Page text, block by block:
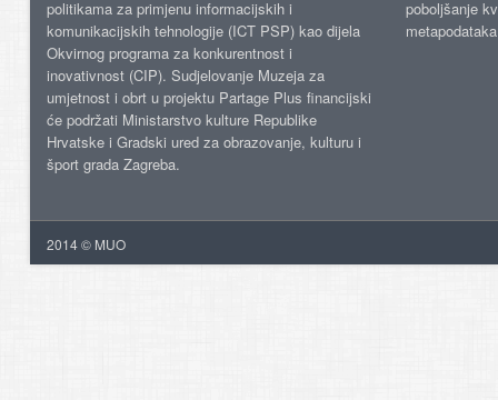
politikama za primjenu informacijskih i
komunikacijskih tehnologije (ICT PSP) kao dijela
Okvirnog programa za konkurentnost i
inovativnost (CIP). Sudjelovanje Muzeja za
umjetnost i obrt u projektu Partage Plus financijski
će podržati Ministarstvo kulture Republike
Hrvatske i Gradski ured za obrazovanje, kulturu i
šport grada Zagreba.
poboljšanje
2014 © MUO